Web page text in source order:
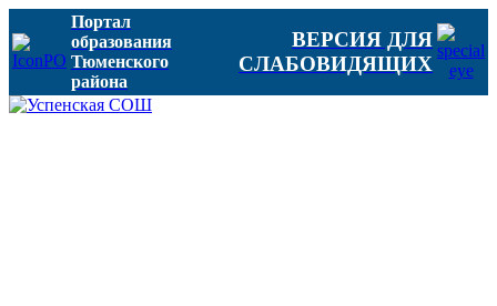
Портал
образования
Тюменского
района
ВЕРСИЯ ДЛЯ
СЛАБОВИДЯЩИХ